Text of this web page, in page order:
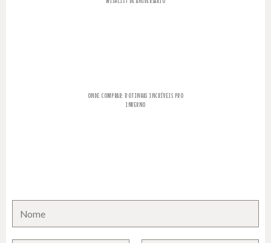
ONDE COMPRAR: BOTINHAS INCRÍVEIS PRO
INVERNO